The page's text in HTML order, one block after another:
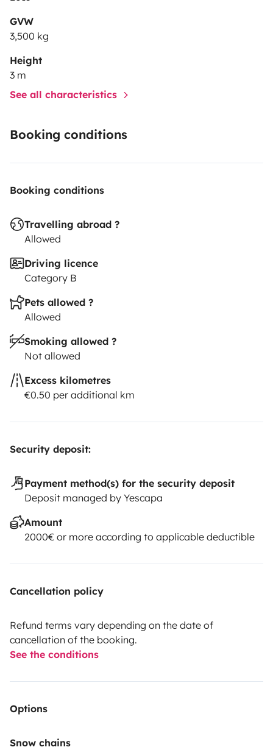
GVW
3,500 kg
Height
3 m
See all characteristics
Booking conditions
Booking conditions
Travelling abroad ?
Allowed
Driving licence
Category B
Pets allowed ?
Allowed
Smoking allowed ?
Not allowed
Excess kilometres
€0.50 per additional km
Security deposit:
Payment method(s) for the security deposit
Deposit managed by Yescapa
Amount
2000€ or more according to applicable deductible
Cancellation policy
Refund terms vary depending on the date of
cancellation of the booking.
See the conditions
Options
Snow chains